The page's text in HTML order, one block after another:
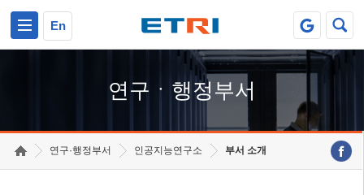
En
연구ㆍ행정부서
연구·행정부서 인공지능연구소 부서 소개